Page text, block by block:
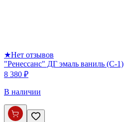
★Нет отзывов
"Ренессанс" ДГ эмаль ваниль (С-1)
8 380 ₽
В наличии